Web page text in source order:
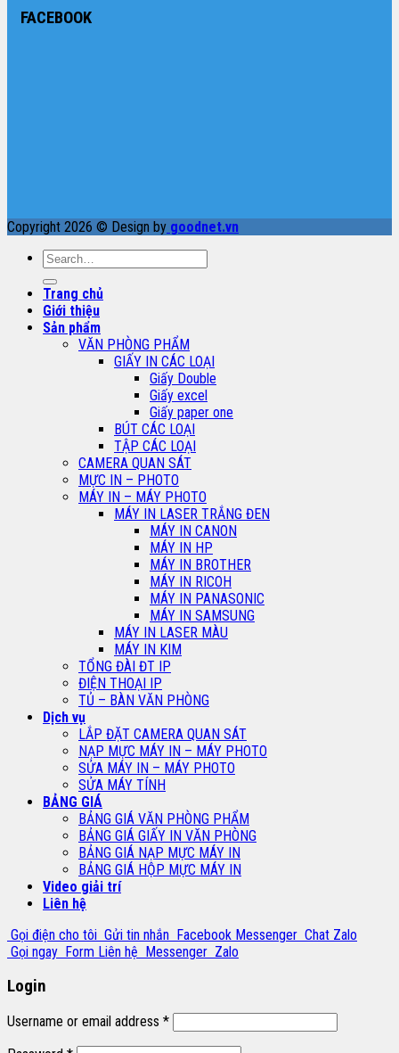
FACEBOOK
Copyright 2026 © Design by goodnet.vn
Search
for:
Trang chủ
Giới thiệu
Sản phẩm
VĂN PHÒNG PHẨM
GIẤY IN CÁC LOẠI
Giấy Double
Giấy excel
Giấy paper one
BÚT CÁC LOẠI
TẬP CÁC LOẠI
CAMERA QUAN SÁT
MỰC IN – PHOTO
MÁY IN – MÁY PHOTO
MÁY IN LASER TRẮNG ĐEN
MÁY IN CANON
MÁY IN HP
MÁY IN BROTHER
MÁY IN RICOH
MÁY IN PANASONIC
MÁY IN SAMSUNG
MÁY IN LASER MÀU
MÁY IN KIM
TỔNG ĐÀI ĐT IP
ĐIỆN THOẠI IP
TỦ – BÀN VĂN PHÒNG
Dịch vụ
LẮP ĐẶT CAMERA QUAN SÁT
NẠP MỰC MÁY IN – MÁY PHOTO
SỬA MÁY IN – MÁY PHOTO
SỬA MÁY TÍNH
BẢNG GIÁ
BẢNG GIÁ VĂN PHÒNG PHẨM
BẢNG GIÁ GIẤY IN VĂN PHÒNG
BẢNG GIÁ NẠP MỰC MÁY IN
BẢNG GIÁ HỘP MỰC MÁY IN
Video giải trí
Liên hệ
Gọi điện cho tôi Gửi tin nhắn Facebook Messenger Chat Zalo
Gọi ngay Form Liên hệ Messenger Zalo
Login
Username or email address *